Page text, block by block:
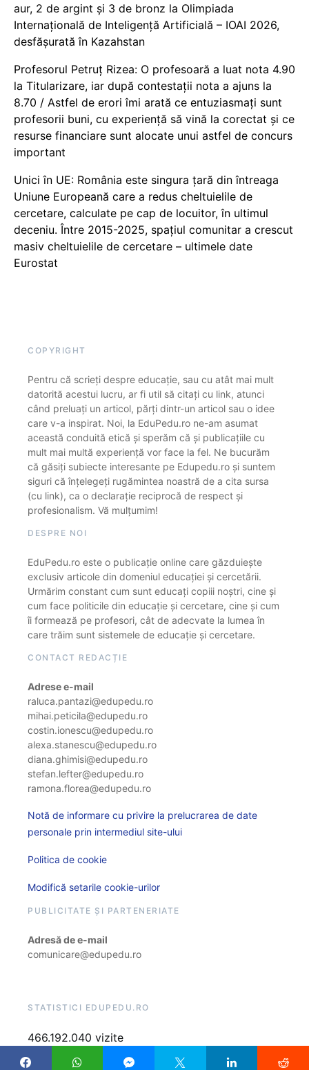
aur, 2 de argint și 3 de bronz la Olimpiada
Internațională de Inteligență Artificială – IOAI 2026,
desfășurată în Kazahstan
Profesorul Petruț Rizea: O profesoară a luat nota 4.90
la Titularizare, iar după contestații nota a ajuns la
8.70 / Astfel de erori îmi arată ce entuziasmați sunt
profesorii buni, cu experiență să vină la corectat și ce
resurse financiare sunt alocate unui astfel de concurs
important
Unici în UE: România este singura țară din întreaga
Uniune Europeană care a redus cheltuielile de
cercetare, calculate pe cap de locuitor, în ultimul
deceniu. Între 2015-2025, spațiul comunitar a crescut
masiv cheltuielile de cercetare – ultimele date
Eurostat
COPYRIGHT
Pentru că scrieți despre educație, sau cu atât mai mult
datorită acestui lucru, ar fi util să citați cu link, atunci
când preluați un articol, părți dintr-un articol sau o idee
care v-a inspirat. Noi, la EduPedu.ro ne-am asumat
această conduită etică și sperăm că și publicațiile cu
mult mai multă experiență vor face la fel. Ne bucurăm
că găsiți subiecte interesante pe Edupedu.ro și suntem
siguri că înțelegeți rugămintea noastră de a cita sursa
(cu link), ca o declarație reciprocă de respect și
profesionalism. Vă mulțumim!
DESPRE NOI
EduPedu.ro este o publicație online care găzduiește
exclusiv articole din domeniul educației și cercetării.
Urmărim constant cum sunt educați copiii noștri, cine și
cum face politicile din educație și cercetare, cine și cum
îi formează pe profesori, cât de adecvate la lumea în
care trăim sunt sistemele de educație și cercetare.
CONTACT REDACȚIE
Adrese e-mail
raluca.pantazi@edupedu.ro
mihai.peticila@edupedu.ro
costin.ionescu@edupedu.ro
alexa.stanescu@edupedu.ro
diana.ghimisi@edupedu.ro
stefan.lefter@edupedu.ro
ramona.florea@edupedu.ro
Notă de informare cu privire la prelucrarea de date
personale prin intermediul site-ului
Politica de cookie
Modifică setarile cookie-urilor
PUBLICITATE ȘI PARTENERIATE
Adresă de e-mail
comunicare@edupedu.ro
STATISTICI EDUPEDU.RO
466.192.040 vizite